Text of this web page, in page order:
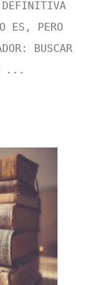
DEFINITIVA
ES, PERO
BUSCAR
...